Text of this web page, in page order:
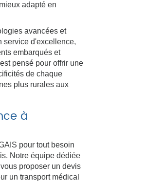
adapté en
avancées et
service d'excellence,
embarqués et
pensé pour offrir une
de chaque
plus rurales aux
à
pour tout besoin
Notre équipe dédiée
proposer un devis
un transport médical